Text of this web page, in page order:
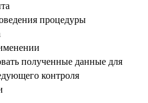
процедуры
полученные данные для
контроля